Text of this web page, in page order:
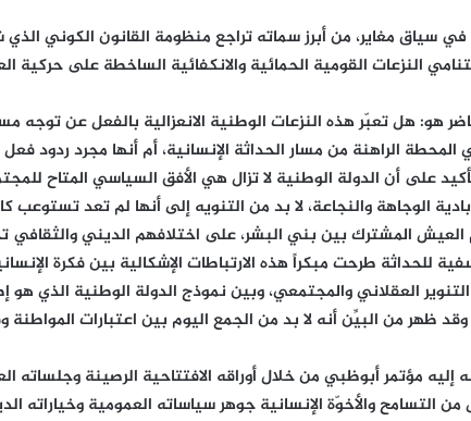
في سياق مغاير، من أبرز سماته تراجع منظومة القانون الكوني
النزعات القومية الحمائية والانكفائية الساخطة على حركية
هو: هل تعبّر هذه النزعات الوطنية الانعزالية بالفعل عن
الراهنة من مسار الحداثة الإنسانية، أم أنها مجرد ردود
على أن الدولة الوطنية لا تزال هي الأفق السياسي المتاح
الوجاهة والنجاعة، لا بد من التنويه إلى أنها لم تعد تستوعب
المشترك بين بني البشر، على اختلافهم الديني والثقافي
للحداثة طرحت مبكراً هذه الارتباطات الإشكالية بين فكرة
العقلاني والمجتمعي، وبين نموذج الدولة الوطنية الذي هو
ظهر من البيِّن أنه لا بد من الجمع اليوم بين اعتبارات
مؤتمر أبوظبي من خلال أوراقه الافتتاحية الرصينة وجلساته
من التسامح والأخوّة الإنسانية جوهر سياساته العمومية وخياراته